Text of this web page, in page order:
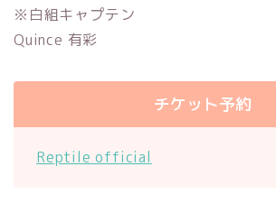
※白組キャプテン
Quince 有彩
チケット予約
Reptile official